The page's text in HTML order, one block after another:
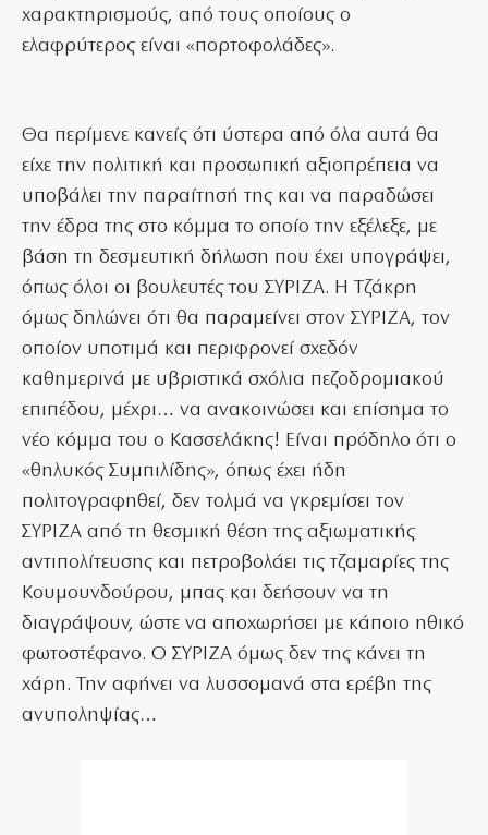
χαρακτηρισμούς, από τους οποίους ο
ελαφρύτερος είναι «πορτοφολάδες».
Θα περίμενε κανείς ότι ύστερα από όλα αυτά θα
είχε την πολιτική και προσωπική αξιοπρέπεια να
υποβάλει την παραίτησή της και να παραδώσει
την έδρα της στο κόμμα το οποίο την εξέλεξε, με
βάση τη δεσμευτική δήλωση που έχει υπογράψει,
όπως όλοι οι βουλευτές του ΣΥΡΙΖΑ. Η Τζάκρη
όμως δηλώνει ότι θα παραμείνει στον ΣΥΡΙΖΑ, τον
οποίον υποτιμά και περιφρονεί σχεδόν
καθημερινά με υβριστικά σχόλια πεζοδρομιακού
επιπέδου, μέχρι… να ανακοινώσει και επίσημα το
νέο κόμμα του ο Κασσελάκης! Είναι πρόδηλο ότι ο
«θηλυκός Συμπιλίδης», όπως έχει ήδη
πολιτογραφηθεί, δεν τολμά να γκρεμίσει τον
ΣΥΡΙΖΑ από τη θεσμική θέση της αξιωματικής
αντιπολίτευσης και πετροβολάει τις τζαμαρίες της
Κουμουνδούρου, μπας και δεήσουν να τη
διαγράψουν, ώστε να αποχωρήσει με κάποιο ηθικό
φωτοστέφανο. Ο ΣΥΡΙΖΑ όμως δεν της κάνει τη
χάρη. Την αφήνει να λυσσομανά στα ερέβη της
ανυποληψίας…